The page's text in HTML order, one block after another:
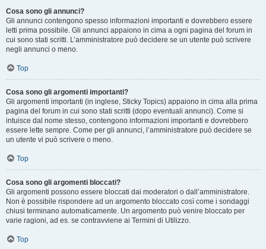
Cosa sono gli annunci?
Gli annunci contengono spesso informazioni importanti e dovrebbero essere
letti prima possibile. Gli annunci appaiono in cima a ogni pagina del forum in
cui sono stati scritti. L’amministratore può decidere se un utente può scrivere
negli annunci o meno.
Top
Cosa sono gli argomenti importanti?
Gli argomenti importanti (in inglese, Sticky Topics) appaiono in cima alla prima
pagina del forum in cui sono stati scritti (dopo eventuali annunci). Come si
intuisce dal nome stesso, contengono informazioni importanti e dovrebbero
essere lette sempre. Come per gli annunci, l’amministratore può decidere se
un utente vi può scrivere o meno.
Top
Cosa sono gli argomenti bloccati?
Gli argomenti possono essere bloccati dai moderatori o dall’amministratore.
Non è possibile rispondere ad un argomento bloccato così come i sondaggi
chiusi terminano automaticamente. Un argomento può venire bloccato per
varie ragioni, ad es. se contravviene ai Termini di Utilizzo.
Top